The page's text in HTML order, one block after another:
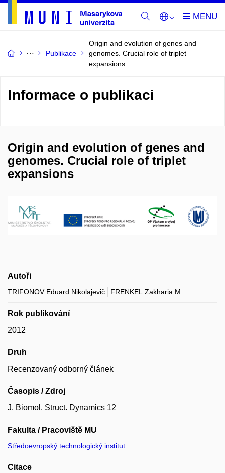
Publikace
Origin and evolution of genes and
genomes. Crucial role of triplet
expansions
Informace o publikaci
Origin and evolution of genes and
genomes. Crucial role of triplet
expansions
Autoři
TRIFONOV Eduard Nikolajevič FRENKEL Zakharia M
Rok publikování
2012
Druh
Recenzovaný odborný článek
Časopis / Zdroj
J. Biomol. Struct. Dynamics 12
Fakulta / Pracoviště MU
Středoevropský technologický institut
Citace